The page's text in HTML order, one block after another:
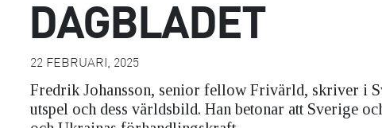
DAGBLADET
22 FEBRUARI, 2025
Fredrik Johansson, senior fellow Frivärld, skriver i
utspel och dess världsbild. Han betonar att Sverige